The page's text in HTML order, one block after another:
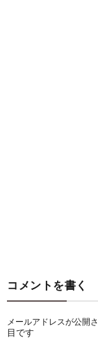
コメントを書く
メールアドレスが公開
目です